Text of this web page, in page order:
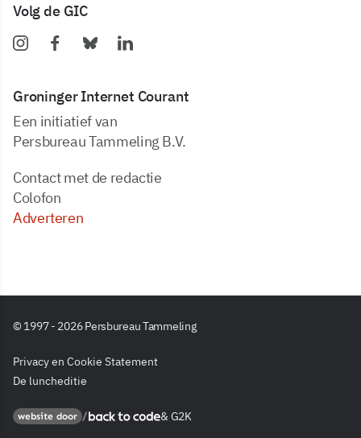
Volg de GIC
Groninger Internet Courant
Een initiatief van
Persbureau Tammeling B.V.
Contact met de redactie
Colofon
Adverteren
© 1997 - 2026 Persbureau Tammeling
Privacy en Cookie Statement
De luncheditie
website doorBack to code & G2K